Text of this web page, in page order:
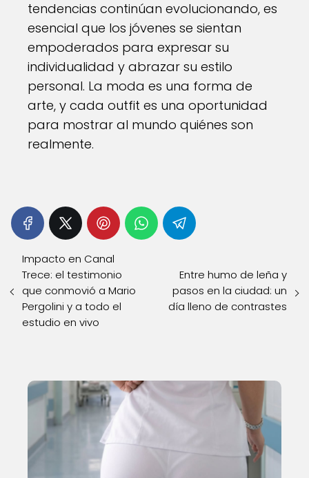
tendencias continúan evolucionando, es
esencial que los jóvenes se sientan
empoderados para expresar su
individualidad y abrazar su estilo
personal. La moda es una forma de
arte, y cada outfit es una oportunidad
para mostrar al mundo quiénes son
realmente.
Impacto en Canal
Trece: el testimonio
que conmovió a Mario
Pergolini y a todo el
estudio en vivo
Entre humo de leña y
pasos en la ciudad: un
día lleno de contrastes